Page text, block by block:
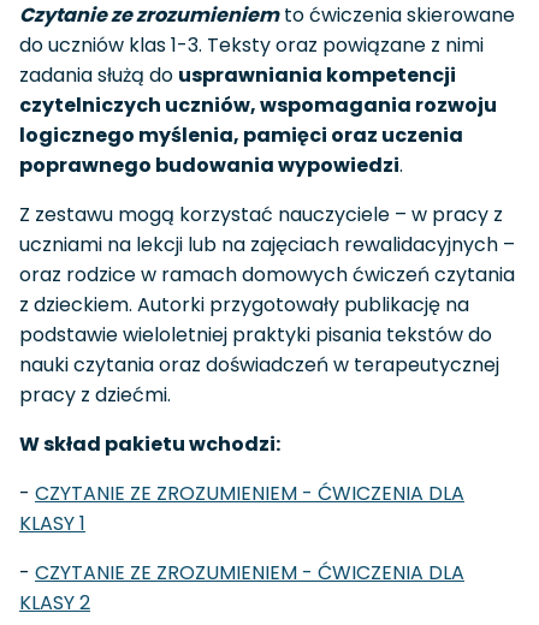
Czytanie ze zrozumieniemto ćwiczenia skierowane
do uczniów klas 1-3. Teksty oraz powiązane z nimi
zadania służą do usprawniania kompetencji
czytelniczych uczniów, wspomagania rozwoju
logicznego myślenia, pamięci oraz uczenia
poprawnego budowania wypowiedzi.
Z zestawu mogą korzystać nauczyciele – w pracy z
uczniami na lekcji lub na zajęciach rewalidacyjnych –
oraz rodzice w ramach domowych ćwiczeń czytania
z dzieckiem. Autorki przygotowały publikację na
podstawie wieloletniej praktyki pisania tekstów do
nauki czytania oraz doświadczeń w terapeutycznej
pracy z dziećmi.
W skład pakietu wchodzi:
- CZYTANIE ZE ZROZUMIENIEM - ĆWICZENIA DLA
KLASY 1
- CZYTANIE ZE ZROZUMIENIEM - ĆWICZENIA DLA
KLASY 2